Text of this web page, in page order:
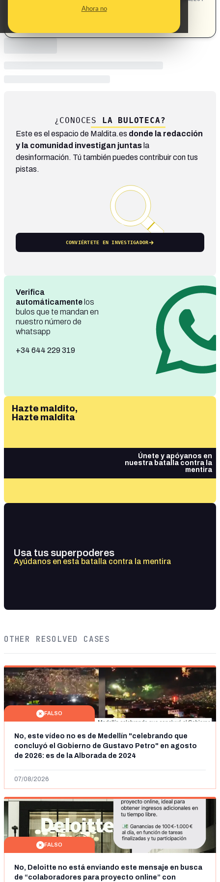
Ahora no
María Jesús Montero · investigación ·
¿CONOCES LA BULOTECA?
Este es el espacio de Maldita.es donde la redacción
y la comunidad investigan juntas la
desinformación. Tú también puedes contribuir con tus
pistas.
CONVIÉRTETE EN INVESTIGADOR
Verifica
automáticamente los
bulos que te mandan en
nuestro número de
whatsapp
+34 644 229 319
Hazte maldito,
Hazte maldita
Únete y apóyanos en
nuestra batalla contra la
mentira
Usa tus superpoderes
Ayúdanos en esta batalla contra la mentira
OTHER RESOLVED CASES
FALSO
No, este vídeo no es de Medellín "celebrando que
concluyó el Gobierno de Gustavo Petro" en agosto
de 2026: es de la Alborada de 2024
07/08/2026
FALSO
No, Deloitte no está enviando este mensaje en busca
de “colaboradores para proyecto online” con